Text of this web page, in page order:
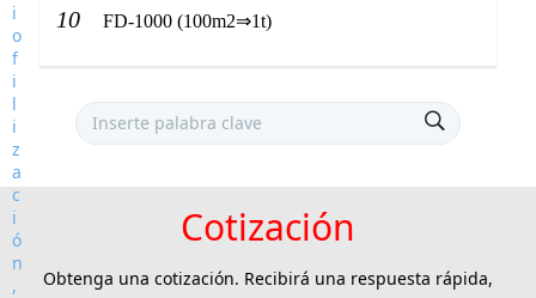
10 FD-1000 (100m2⇒1t)
Cotización
Obtenga una cotización. Recibirá una respuesta rápida,